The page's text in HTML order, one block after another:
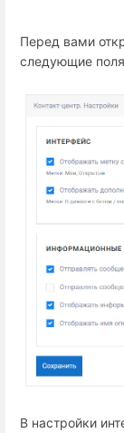
Перед вами
следующие
В настройки